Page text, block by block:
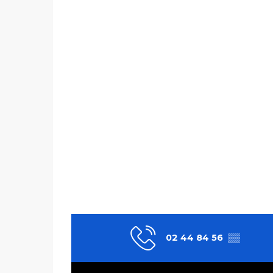
02 44 84 56 ▒▒